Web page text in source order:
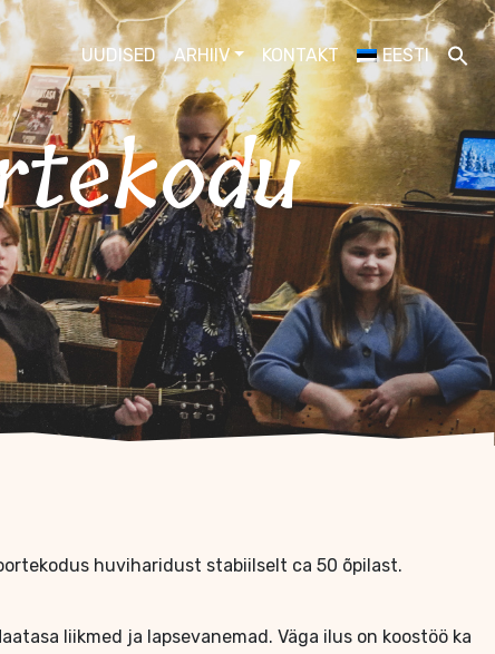
UUDISED ARHIIV KONTAKT EESTI
huviharidust stabiilselt ca 50 õpilast.
liikmed ja lapsevanemad. Väga ilus on koostöö ka